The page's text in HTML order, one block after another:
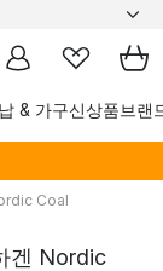
& 가구신상품브랜
Coal
겐 Nordic